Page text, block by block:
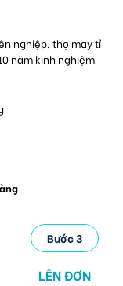
nghiệp, thợ may tỉ
năm kinh nghiệm
Bước 3
LÊN ĐƠN